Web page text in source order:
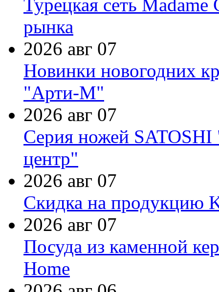
Турецкая сеть Madame
рынка
2026 авг 07
Новинки новогодних
"Арти-М"
2026 авг 07
Серия ножей
центр"
2026 авг 07
Скидка на продукцию
2026 авг 07
Посуда из каменной
Home